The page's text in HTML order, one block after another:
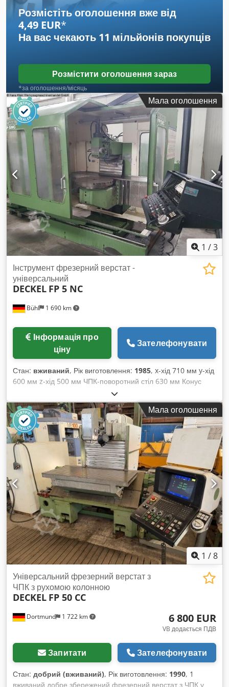
встановлена потужність: 12 кВт Вага верстата прибл.: 3,9 т
Габаритні розміри (Д х Ш х В): 2200 x 2800 x 2400 мм
Розмістіть оголошення вже від
4,49 EUR*
На вас чекають 11 мільйонів покупців
Розмістити оголошення зараз
*за оголошення/місяць
Мала оголошення
1 /3
Bühl 1 690 km
Інструмент фрезерний верстат -
універсальний
DECKEL FP 5 NC
ціну
Зателефонувати
Стан: вживаний, Рік виготовлення: 1985, x-хід 710 мм y-хід
600 мм z-хід 500 мм ЧПК-поворотний стіл 630 мм Конус
шпинделя SK 40 Швидкість обертання шпинделя 18 – 6300
об/хв Система керування DIALOG 4 Подача 2 – 3600 мм/хв
Швидкий хід 6 м/хв Cedpfx Abotqqtbexjha Максимальне
навантаження на стіл 485 кг Вихід шпинделя 80 мм
Потужність двигуна шпинделя 9,5 кВт Загальна споживана
потужність 20 кВА Вага машини прибл. 4,6 т Габарити Д x Ш
x В 3,8 x 2,24 x 2,35 м Комплектація: вертикальна голова з
гідравлічним затискачем інструменту та висувною втулкою,
електронний ручний маховик, система охолодження
Мала оголошення
1 /8
Dortmund 1 722 km
Універсальний фрезерний верстат з
ЧПК з рухомою колонною
DECKEL FP 50 CC
6 800 EUR
VB додається ПДВ
Запитати Зателефонувати
Стан: добрий (вживаний), Рік виготовлення: 1990, 1
вживаний добре збережений фрезерний верстат з ЧПК у